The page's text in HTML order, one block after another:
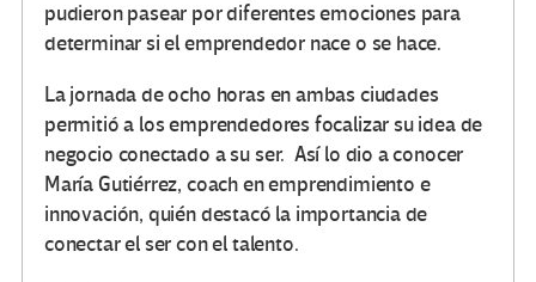
pudieron pasear por diferentes emociones para
determinar si el emprendedor nace o se hace.
La jornada de ocho horas en ambas ciudades
permitió a los emprendedores focalizar su idea de
negocio conectado a su ser. Así lo dio a conocer
María Gutiérrez, coach en emprendimiento e
innovación, quién destacó la importancia de
conectar el ser con el talento.